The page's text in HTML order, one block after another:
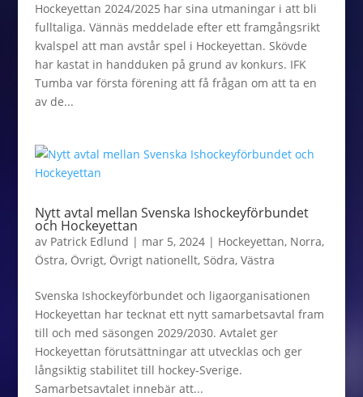
Hockeyettan 2024/2025 har sina utmaningar i att bli
fulltaliga. Vännäs meddelade efter ett framgångsrikt
kvalspel att man avstår spel i Hockeyettan. Skövde
har kastat in handduken på grund av konkurs. IFK
Tumba var första förening att få frågan om att ta en
av de...
Nytt avtal mellan Svenska Ishockeyförbundet
och Hockeyettan
av Patrick Edlund | mar 5, 2024| Hockeyettan, Norra,
Östra, Övrigt, Övrigt nationellt, Södra, Västra
Svenska Ishockeyförbundet och ligaorganisationen
Hockeyettan har tecknat ett nytt samarbetsavtal fram
till och med säsongen 2029/2030. Avtalet ger
Hockeyettan förutsättningar att utvecklas och ger
långsiktig stabilitet till hockey-Sverige.
Samarbetsavtalet innebär att...